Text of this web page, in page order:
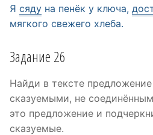
Я сяду на пенёк у ключа,
мягкого свежего хлеба.
Задание 26
Найди в тексте
сказуемыми, не
это предложение и
сказуемые.